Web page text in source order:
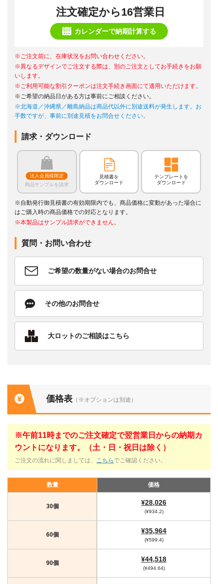
注文確定から16営業日
カレンダーで納期計算する
※ご注文前に、在庫状況をお問い合わせください。
※異なるデザインでご注文する際は、別のご注文としてお手続きをお願
いします。
※ご利用可能な割引クーポンは注文手続き画面にて適用いただけます。
※ご希望の納品日がある方は事前にご相談ください。
※北海道／沖縄県／離島納品は商品代以外に別途送料が発生します。お
手数ですが、事前に別途見積をお問合せください。
請求・ダウンロード
法人会員様限定
商品サンプルを請求
見積書を
ダウンロード
テンプレートを
ダウンロード
※自動発行御見積書の有効期限内でも、商品価格に変動があった場合に
はご購入時の商品価格での対応となります。
※本製品はサンプル請求ができません。
質問・お問い合わせ
ご希望の数量がない場合のお問合せ
その他のお問合せ
大ロットのご相談はこちら
価格表 （※オプションは別途）
※午前11時までのご注文確定で翌営業日からの納期カ
ウントになります。（土・日・祝日は除く）
ご注文の流れに関しましては、 こちら でご確認ください。
数量 価格
30個 ¥28,026
(¥934.2)
60個 ¥35,964
(¥599.4)
90個 ¥44,518
(¥494.64)